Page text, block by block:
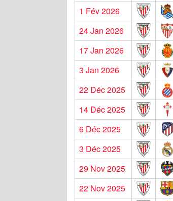
1 Fév 2026
24 Jan 2026
17 Jan 2026
3 Jan 2026
22 Déc 2025
14 Déc 2025
6 Déc 2025
3 Déc 2025
29 Nov 2025
22 Nov 2025